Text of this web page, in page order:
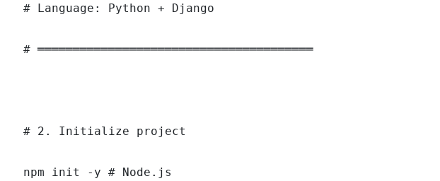
# Language: Python + Django
# ═══════════════════════════════════════
# 2. Initialize project
npm init -y # Node.js